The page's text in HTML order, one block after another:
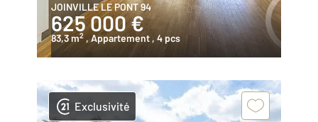
JOINVILLE LE PONT 94
625 000 €
83,3 m2 , Appartement , 4 pcs
Exclusivité